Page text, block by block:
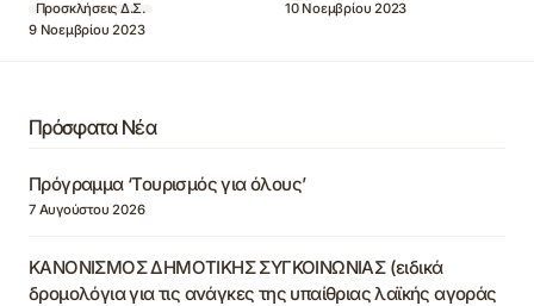
Προσκλήσεις Δ.Σ.
9 Νοεμβρίου 2023
10 Νοεμβρίου 2023
Πρόσφατα Νέα
Πρόγραμμα ‘Τουρισμός για όλους’
7 Αυγούστου 2026
ΚΑΝΟΝΙΣΜΟΣ ΔΗΜΟΤΙΚΗΣ ΣΥΓΚΟΙΝΩΝΙΑΣ (ειδικά
δρομολόγια για τις ανάγκες της υπαίθριας λαϊκής αγοράς